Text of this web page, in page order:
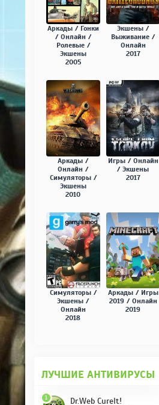
Аркады / Гонки
/ Онлайн /
Ролевые /
Экшены
2005
Экшены /
Выживание /
Онлайн
2017
Аркады /
Онлайн /
Симуляторы /
Экшены
2010
Игры / Онлайн
/ Экшены
2017
Симуляторы /
Экшены /
Онлайн
2018
Аркады / Игры
2019 / Онлайн
2019
ЛУЧШИЕ АНТИВИРУСЫ
Dr.Web CureIt!
1